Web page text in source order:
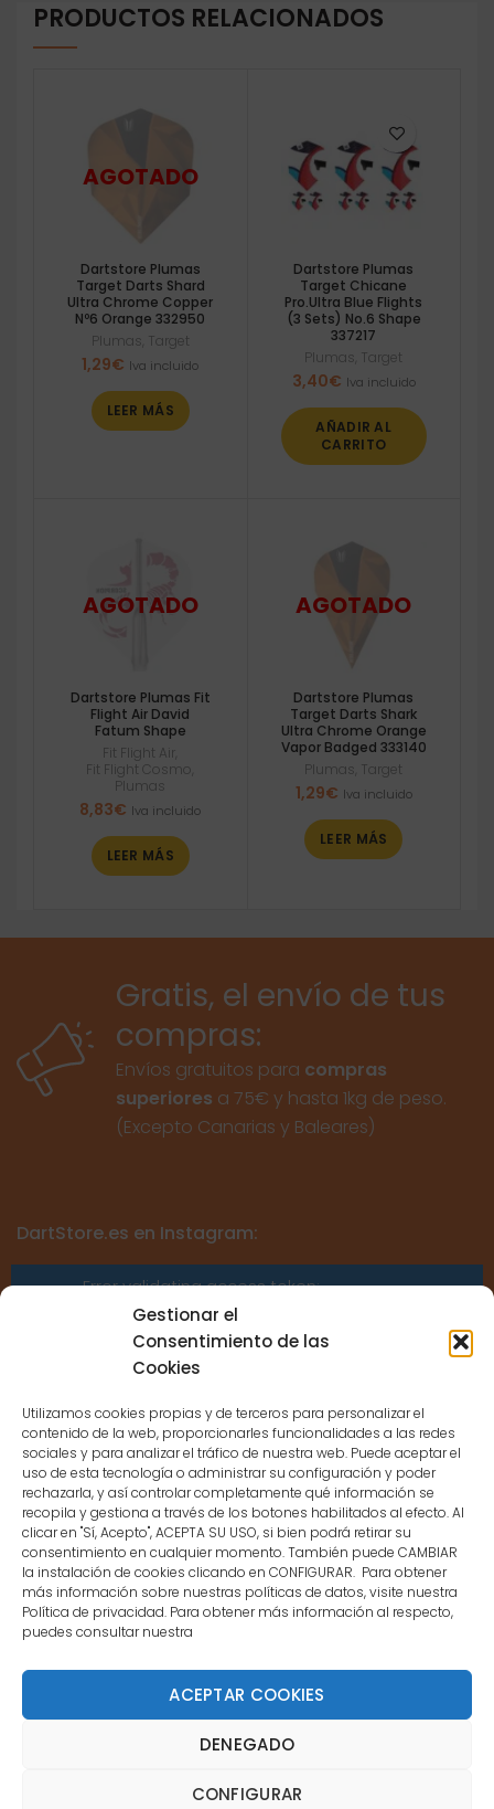
Gestionar el
Consentimiento de las
Cookies
Utilizamos cookies propias y de terceros para personalizar el
contenido de la web, proporcionarles funcionalidades a las redes
sociales y para analizar el tráfico de nuestra web. Puede aceptar el
uso de esta tecnología o administrar su configuración y poder
rechazarla, y así controlar completamente qué información se
recopila y gestiona a través de los botones habilitados al efecto. Al
clicar en "Sí, Acepto", ACEPTA SU USO, si bien podrá retirar su
consentimiento en cualquier momento. También puede CAMBIAR
la instalación de cookies clicando en CONFIGURAR. Para obtener
más información sobre nuestras políticas de datos, visite nuestra
Política de privacidad. Para obtener más información al respecto,
puedes consultar nuestra
ACEPTAR COOKIES
DENEGADO
CONFIGURAR
PRODUCTOS RELACIONADOS
Dartstore Plumas
Target Darts Shard
Ultra Chrome Copper
Nº6 Orange 332950
Plumas Target
1,29€ Iva incluido
LEER MÁS
Dartstore Plumas
Target Chicane
Pro.Ultra Blue Flights
(3 Sets) No.6 Shape
337217
Plumas Target
3,40€ Iva incluido
AÑADIR AL
CARRITO
Dartstore Plumas Fit
Flight Air David
Fatum Shape
Fit Flight Air
Fit Flight Cosmo
Plumas
8,83€ Iva incluido
LEER MÁS
Dartstore Plumas
Target Darts Shark
Ultra Chrome Orange
Vapor Badged 333140
Plumas Target
1,29€ Iva incluido
LEER MÁS
Gratis, el envío de tus
compras:
Envíos gratuitos para compras
superiores a 75€ y hasta 1kg de peso.
(Excepto Canarias y Baleares)
DartStore.es en Instagram:
Error validating access token:
Sessions for the user are not allowed
because the user is not a confirmed
CONTACTO
MENÚ PRINCIPAL
MI CUENTA
DOCUMENTACIÓN
reservados. | La Mejor Tienda de Dardos y Dianas de